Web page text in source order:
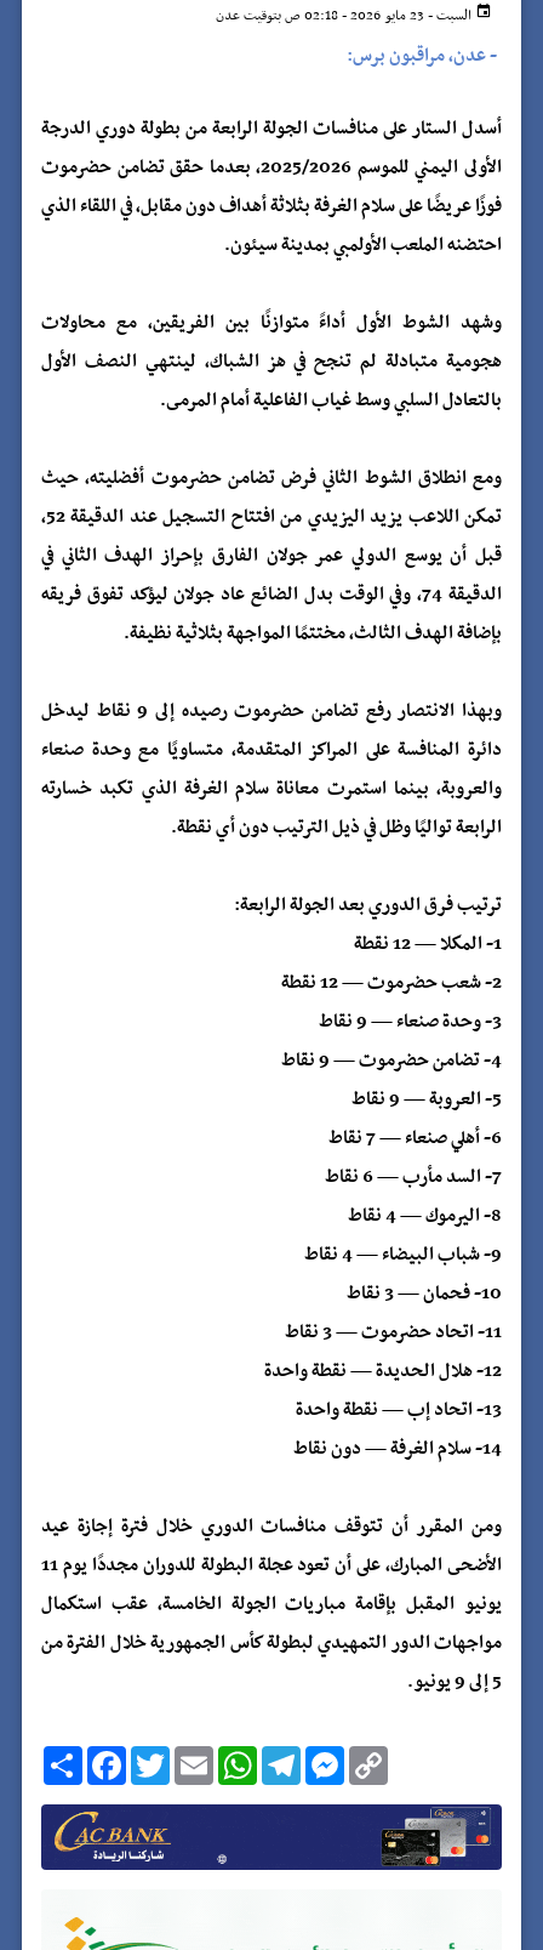
السبت - 23 مايو 2026 - 02:18 ص بتوقيت عدن
-عدن، مراقبون برس:
أسدل الستار على منافسات الجولة الرابعة من بطولة دوري الدرجة
الأولى اليمني للموسم 2025/2026، بعدما حقق تضامن حضرموت
فوزًا عريضًا على سلام الغرفة بثلاثة أهداف دون مقابل، في اللقاء الذي
احتضنه الملعب الأولمبي بمدينة سيئون.
وشهد الشوط الأول أداءً متوازنًا بين الفريقين، مع محاولات
هجومية متبادلة لم تنجح في هز الشباك، لينتهي النصف الأول
بالتعادل السلبي وسط غياب الفاعلية أمام المرمى.
ومع انطلاق الشوط الثاني فرض تضامن حضرموت أفضليته، حيث
تمكن اللاعب يزيد اليزيدي من افتتاح التسجيل عند الدقيقة 52،
قبل أن يوسع الدولي عمر جولان الفارق بإحراز الهدف الثاني في
الدقيقة 74، وفي الوقت بدل الضائع عاد جولان ليؤكد تفوق فريقه
بإضافة الهدف الثالث، مختتمًا المواجهة بثلاثية نظيفة.
وبهذا الانتصار رفع تضامن حضرموت رصيده إلى 9 نقاط ليدخل
دائرة المنافسة على المراكز المتقدمة، متساويًا مع وحدة صنعاء
والعروبة، بينما استمرت معاناة سلام الغرفة الذي تكبد خسارته
الرابعة تواليًا وظل في ذيل الترتيب دون أي نقطة.
ترتيب فرق الدوري بعد الجولة الرابعة:
1- المكلا — 12 نقطة
2- شعب حضرموت — 12 نقطة
3- وحدة صنعاء — 9 نقاط
4- تضامن حضرموت — 9 نقاط
5- العروبة — 9 نقاط
6- أهلي صنعاء — 7 نقاط
7- السد مأرب — 6 نقاط
8- اليرموك — 4 نقاط
9- شباب البيضاء — 4 نقاط
10- فحمان — 3 نقاط
11- اتحاد حضرموت — 3 نقاط
12- هلال الحديدة — نقطة واحدة
13- اتحاد إب — نقطة واحدة
14- سلام الغرفة — دون نقاط
ومن المقرر أن تتوقف منافسات الدوري خلال فترة إجازة عيد
الأضحى المبارك، على أن تعود عجلة البطولة للدوران مجددًا يوم 11
يونيو المقبل بإقامة مباريات الجولة الخامسة، عقب استكمال
مواجهات الدور التمهيدي لبطولة كأس الجمهورية خلال الفترة من
5 إلى 9 يونيو.
ا
ن
ش
ر
F
a
c
e
b
o
o
T
w
i
t
t
e
r
E
m
a
i
W
h
a
t
p
T
e
l
e
a
M
e
s
s
g
C
o
p
y
L
i
n